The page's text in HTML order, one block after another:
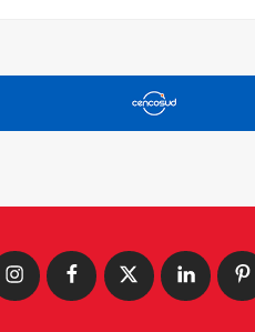
InstagramFacebook
X LinkedIn